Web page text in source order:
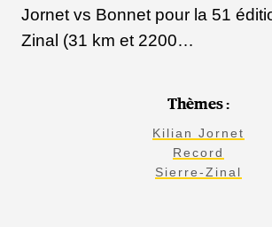
Jornet vs Bonnet pour la 51
Zinal (31 km et 2200…
Thèmes :
Kilian Jornet
Record
Sierre-Zinal